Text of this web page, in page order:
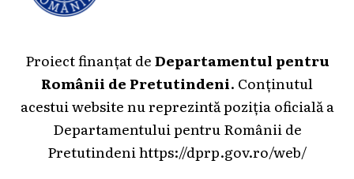
Proiect finanțat deDepartamentul pentru
Românii de Pretutindeni. Conținutul
acestui website nu reprezintă poziția oficială a
Departamentului pentru Românii de
Pretutindeni https://dprp.gov.ro/web/